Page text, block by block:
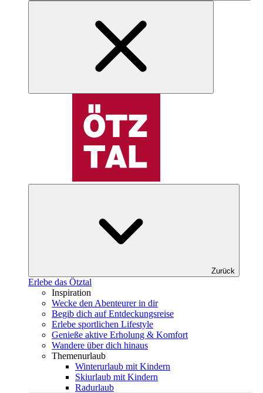
Zurück
Erlebe das Ötztal
Inspiration
Wecke den Abenteurer in dir
Begib dich auf Entdeckungsreise
Erlebe sportlichen Lifestyle
Genieße aktive Erholung & Komfort
Wandere über dich hinaus
Themenurlaub
Winterurlaub mit Kindern
Skiurlaub mit Kindern
Radurlaub